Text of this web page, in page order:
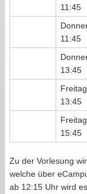
11:45
11:45
13:45
13:45
15:45
Zu der Vorlesung
welche über
ab 12:15 Uhr wird